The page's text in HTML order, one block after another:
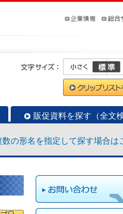
販促資料を探す（全文検
数の形名を指定して探す場合は